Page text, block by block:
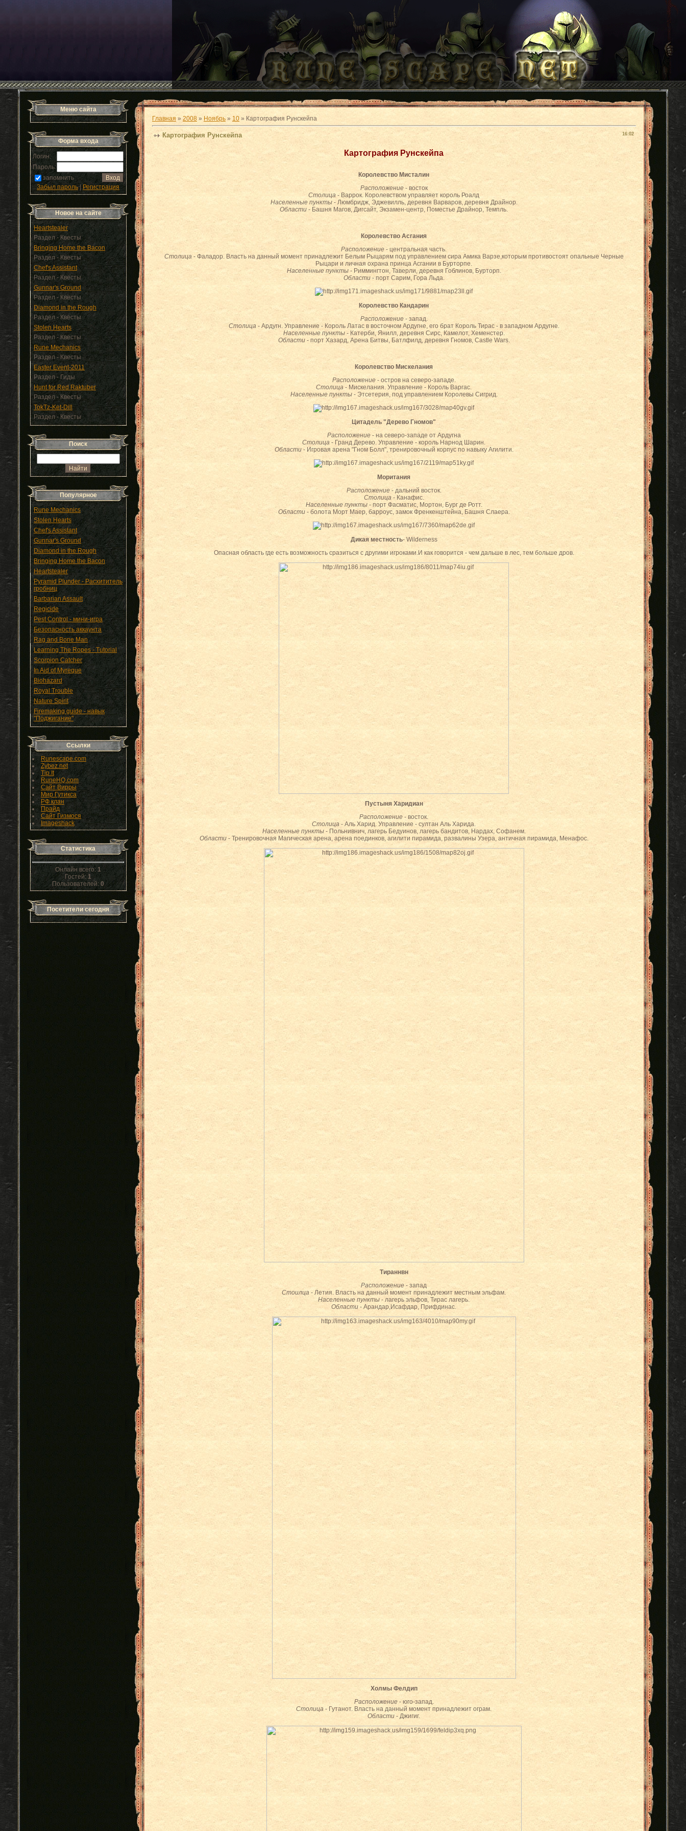
Меню сайта
Форма входа
Логин:
Пароль:
запомнить
Забыл пароль|Регистрация
Новое на сайте
Heartstealer
Раздел - Квесты
Bringing Home the Bacon
Раздел - Квесты
Chef's Assistant
Раздел - Квесты
Gunnar's Ground
Раздел - Квесты
Diamond in the Rough
Раздел - Квесты
Stolen Hearts
Раздел - Квесты
Rune Mechanics
Раздел - Квесты
Easter Event-2011
Раздел - Гиды
Hunt for Red Raktuber
Раздел - Квесты
TokTz-Ket-Dill
Раздел - Квесты
Поиск
Популярное
Rune Mechanics
Stolen Hearts
Chef's Assistant
Gunnar's Ground
Diamond in the Rough
Bringing Home the Bacon
Heartstealer
Pyramid Plunder - Расхититель
гробниц
Barbarian Assault
Regicide
Pest Control - мини-игра
Безопасность аккаунта
Rag and Bone Man
Learning The Ropes - Tutorial
Scorpion Catcher
In Aid of Myreque
Biohazard
Royal Trouble
Nature Spirit
Firemaking guide - навык
"Поджигание"
Ссылки
Runescape.com
Zybez.net
Tip.It
RuneHQ.com
Сайт Вирры
Мир Гутикса
РФ клан
Прайд
Сайт Гизмося
Imageshack
Статистика
Онлайн всего: 1
Гостей: 1
Пользователей: 0
Посетители сегодня
Главная » 2008 » Ноябрь » 10 » Картография Рунскейпа
16:02
Картография Рунскейпа
Картография Рунскейпа
Королевство Мисталин
Расположение- восток
Столица - Варрок. Королевством управляет король Роалд
Населенные пункты- Люмбридж, Эджевилль, деревня Варваров, деревня Драйнор.
Области - Башня Магов, Дигсайт, Экзамен-центр, Поместье Драйнор, Темпль.
Королевство Асгания
Расположение - центральная часть.
Столица- Фаладор. Власть на данный момент принадлежит Белым Рыцарям под управлением сира Амика Варзе,которым противостоят опальные Черные
Рыцари и личная охрана принца Асгании в Бурторпе.
Населенные пункты- Риммингтон, Таверли, деревня Гоблинов, Бурторп.
Области- порт Сарим, Гора Льда.
Королевство Кандарин
Расположение- запад.
Столица- Ардугн. Управление - Король Латас в восточном Ардугне, его брат Король Тирас - в западном Ардугне.
Населенные пункты- Катерби, Янилл, деревня Сирс, Камелот, Хеменстер.
Области- порт Хазард, Арена Битвы, Батлфилд, деревня Гномов, Castle Wars.
Королевство Мискелания
Расположение- остров на северо-западе.
Столица - Мискелания. Управление - Король Варгас.
Населенные пункты- Этсетерия, под управлением Королевы Сигрид.
Цитадель "Дерево Гномов"
Расположение- на северо-западе от Ардугна
Столица - Гранд Дерево. Управление - король Нарнод Шарин.
Области- Игровая арена "Гном Болл", тренировочный корпус по навыку Агилити.
Моритания
Расположение- дальний восток.
Столица- Канафис.
Населенные пункты- порт Фасматис, Мортон, Бург де Ротт.
Области- болота Морт Маер, барроус, замок Френкенштейна, Башня Слаера.
Дикая местность- Wilderness
Опасная область где есть возможность сразиться с другими игроками.И как говорится - чем дальше в лес, тем больше дров.
Пустыня Харидиан
Расположение - восток.
Столица - Аль Харид. Управление - султан Аль Харида.
Населенные пункты- Польнивнич, лагерь Бедуинов, лагерь бандитов, Нардах, Софанем.
Области- Тренировочная Магическая арена, арена поединков, агилити пирамида, развалины Узера, античная пирамида, Менафос.
Тираннвн
Расположение - запад
Стоилца - Летия. Власть на данный момент принадлежит местным эльфам.
Населенные пункты - лагерь эльфов, Тирас лагерь.
Области - Арандар,Исафдар, Прифдинас.
Холмы Фелдип
Расположение- юго-запад.
Столица - Гутанот. Власть на данный момент принадлежит ограм.
Области - Джигиг.